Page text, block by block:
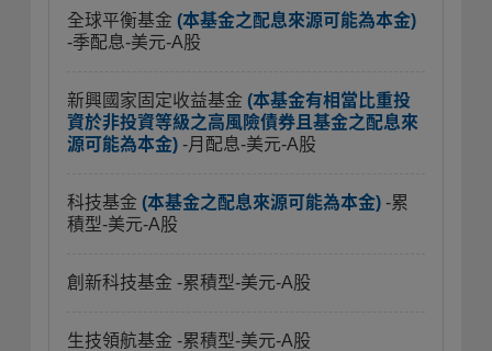
全球平衡基金 (本基金之配息來源可能為本金)
-季配息-美元-A股
新興國家固定收益基金 (本基金有相當比重投
資於非投資等級之高風險債券且基金之配息來
源可能為本金) -月配息-美元-A股
科技基金 (本基金之配息來源可能為本金) -累
積型-美元-A股
創新科技基金 -累積型-美元-A股
生技領航基金 -累積型-美元-A股